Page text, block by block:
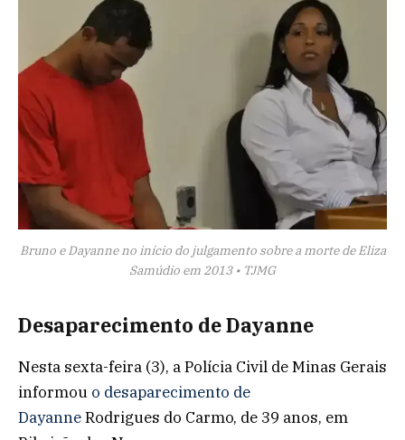
Bruno e Dayanne no início do julgamento sobre a morte de Eliza
Samúdio em 2013 • TJMG
Desaparecimento de Dayanne
Nesta sexta-feira (3), a Polícia Civil de Minas Gerais
informou o desaparecimento de
DayanneRodrigues do Carmo, de 39 anos, em